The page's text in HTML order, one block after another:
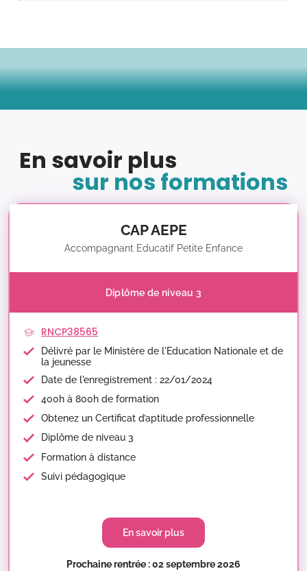
En savoir plus
sur nos formations
CAP AEPE
Accompagnant Educatif Petite Enfance
Diplôme de niveau 3
RNCP38565
Délivré par le Ministère de l'Education Nationale et de
la jeunesse
Date de l'enregistrement : 22/01/2024
400h à 800h de formation
Obtenez un Certificat d’aptitude professionnelle
Diplôme de niveau 3
Formation à distance
Suivi pédagogique
En savoir plus
Prochaine rentrée : 02 septembre 2026